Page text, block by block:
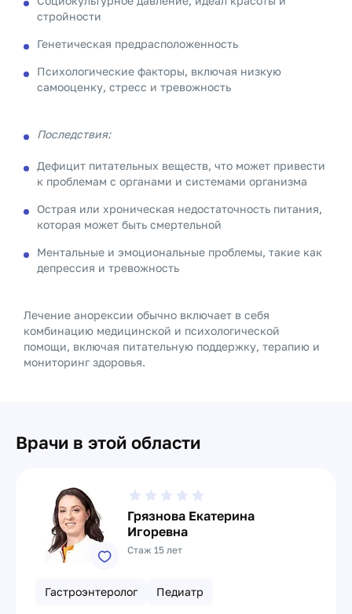
стройности
Генетическая предрасположенность
Психологические факторы, включая низкую
самооценку, стресс и тревожность
Последствия:
Дефицит питательных веществ, что может привести
к проблемам с органами и системами организма
Острая или хроническая недостаточность питания,
которая может быть смертельной
Ментальные и эмоциональные проблемы, такие как
депрессия и тревожность
Лечение анорексии обычно включает в себя
комбинацию медицинской и психологической
помощи, включая питательную поддержку, терапию и
мониторинг здоровья.
Врачи в этой области
Грязнова Екатерина
Игоревна
Стаж 15 лет
Гастроэнтеролог Педиатр